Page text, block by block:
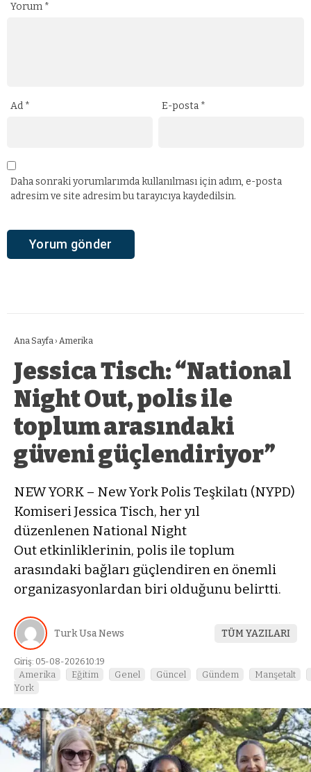
Yorum *
Ad * E-posta *
Daha sonraki yorumlarımda kullanılması için adım, e-posta
adresim ve site adresim bu tarayıcıya kaydedilsin.
Ana Sayfa › Amerika
Jessica Tisch: “National
Night Out, polis ile
toplum arasındaki
güveni güçlendiriyor”
NEW YORK – New York Polis Teşkilatı (NYPD)
Komiseri Jessica Tisch, her yıl
düzenlenen National Night
Out etkinliklerinin, polis ile toplum
arasındaki bağları güçlendiren en önemli
organizasyonlardan biri olduğunu belirtti.
Turk Usa News TÜM YAZILARI
Giriş: 05-08-2026 10:19
Amerika Eğitim Genel Güncel Gündem
Manşetalt
York